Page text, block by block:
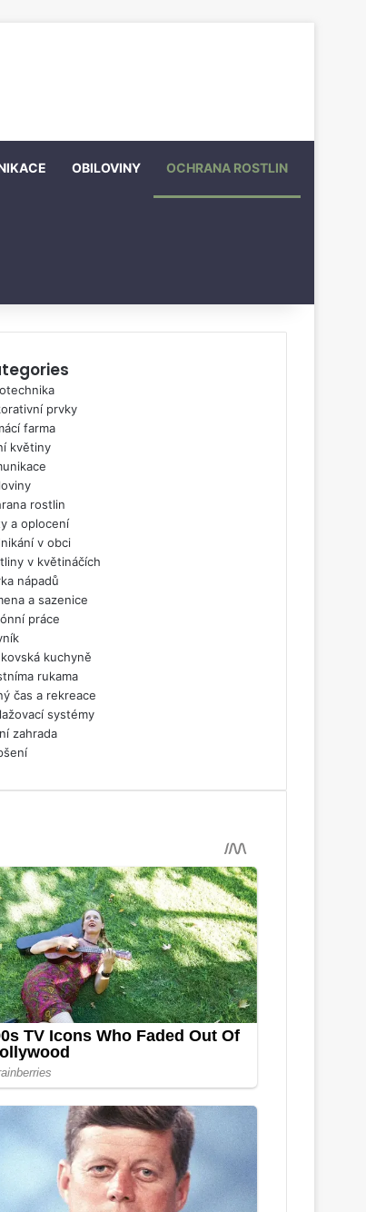
OBILOVINY OCHRANA ROSTLIN
prvky
farma
květiny
rostlin
a oplocení
v obci
v květináčích
nápadů
a sazenice
práce
kuchyně
rukama
čas a rekreace
systémy
zahrada